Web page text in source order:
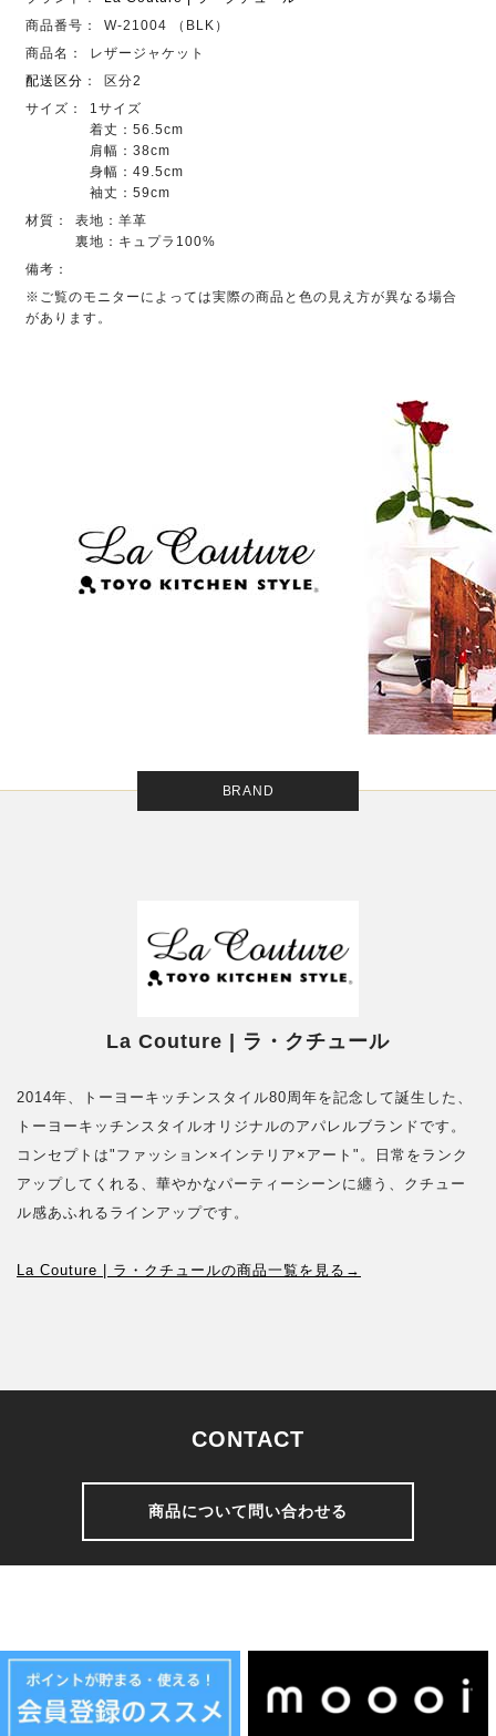
商品番号：
W-21004 （BLK）
商品名：
レザージャケット
配送区分 ：
区分2
サイズ：
1サイズ
着丈：56.5cm
肩幅：38cm
身幅：49.5cm
袖丈：59cm
材質：
表地：羊革
裏地：キュプラ100%
備考：
※ご覧のモニターによっては実際の商品と色の見え方が異なる場合
があります。
BRAND
La Couture | ラ・クチュール
2014年、トーヨーキッチンスタイル80周年を記念して誕生した、
トーヨーキッチンスタイルオリジナルのアパレルブランドです。
コンセプトは"ファッション×インテリア×アート"。日常をランク
アップしてくれる、華やかなパーティーシーンに纏う、クチュー
ル感あふれるラインアップです。
La Couture | ラ・クチュールの商品一覧を見る→
CONTACT
商品について問い合わせる